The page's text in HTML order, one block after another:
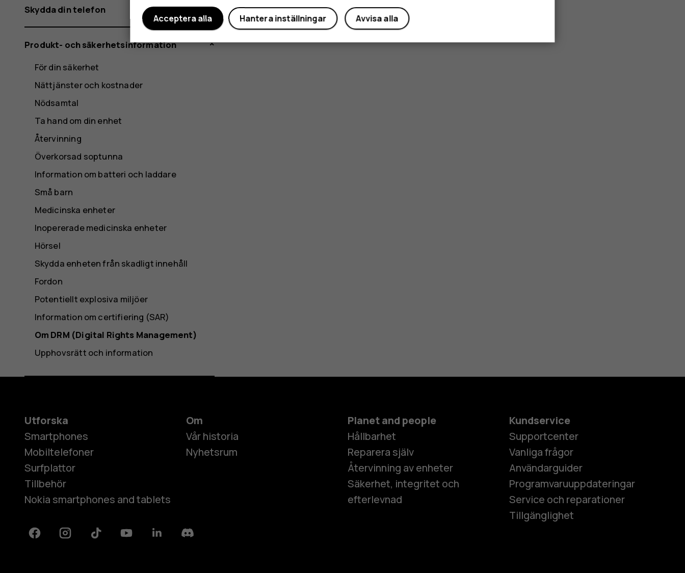
Skydda din telefon
Produkt- och säkerhetsinformation
För din säkerhet
Nättjänster och kostnader
Nödsamtal
Ta hand om din enhet
Återvinning
Överkorsad soptunna
Information om batteri och laddare
Små barn
Medicinska enheter
Inopererade medicinska enheter
Hörsel
Skydda enheten från skadligt innehåll
Fordon
Potentiellt explosiva miljöer
Information om certifiering (SAR)
Om DRM (Digital Rights Management)
Upphovsrätt och information
Utforska
Smartphones
Mobiltelefoner
Surfplattor
Tillbehör
Nokia smartphones and tablets
Om
Vår historia
Nyhetsrum
Planet and people
Hållbarhet
Reparera själv
Återvinning av enheter
Säkerhet, integritet och
efterlevnad
Kundservice
Supportcenter
Vanliga frågor
Användarguider
Programvaruuppdateringar
Service och reparationer
Tillgänglighet
FacebookInstagramTiktok YoutubeLinkedinDiscord
Avvisa alla
Hantera inställningar
Acceptera alla